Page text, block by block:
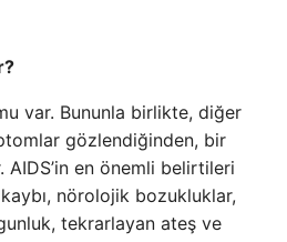
var. Bununla birlikte, diğer
gözlendiğinden, bir
en önemli belirtileri
nörolojik bozukluklar,
tekrarlayan ateş ve